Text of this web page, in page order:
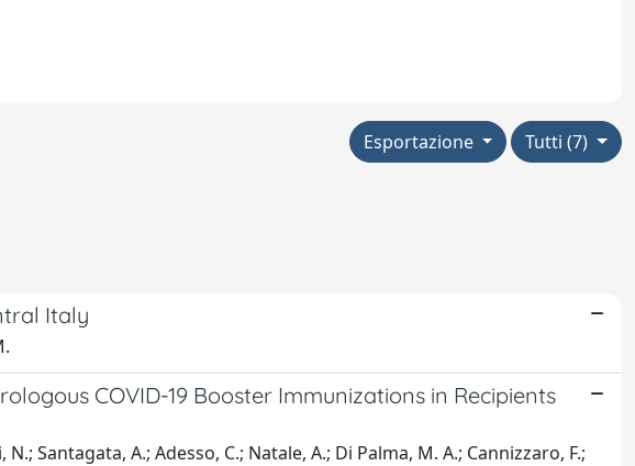
Tutti (7)
Esportazione
Italy
COVID-19 Booster Immunizations in Recipients
Santagata, A.; Adesso, C.; Natale, A.; Di Palma, M. A.; Cannizzaro, F.;